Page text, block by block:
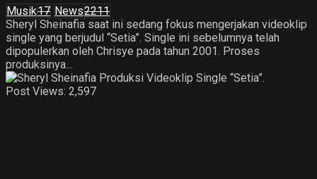
Musik17 News2211
Sheryl Sheinafia saat ini sedang fokus mengerjakan videoklip
single yang berjudul “Setia”. Single ini sebelumnya telah
dipopulerkan oleh Chrisye pada tahun 2001. Proses
produksinya...
Post Views: 2,597